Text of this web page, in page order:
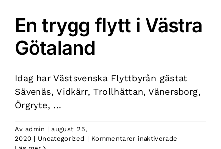
En trygg flytt i Västra
Götaland
Idag har Västsvenska Flyttbyrån gästat
Sävenäs, Vidkärr, Trollhättan, Vänersborg,
Örgryte, ...
Avadmin | augusti 25,
2020 | Uncategorized | Kommentarer inaktiverade